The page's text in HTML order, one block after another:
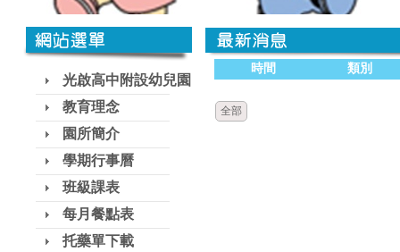
光啟高中附設幼兒園
教育理念
園所簡介
學期行事曆
班級課表
每月餐點表
托藥單下載
時間 類別
全部